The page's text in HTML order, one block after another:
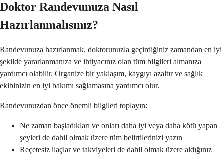
Doktor Randevunuza Nasıl
Hazırlanmalısınız?
Randevunuza hazırlanmak, doktorunuzla geçirdiğiniz zamandan en iyi
şekilde yararlanmanıza ve ihtiyacınız olan tüm bilgileri almanıza
yardımcı olabilir. Organize bir yaklaşım, kaygıyı azaltır ve sağlık
ekibinizin en iyi bakımı sağlamasına yardımcı olur.
Randevunuzdan önce önemli bilgileri toplayın:
Ne zaman başladıkları ve onları daha iyi veya daha kötü yapan
şeyleri de dahil olmak üzere tüm belirtilerinizi yazın
Reçetesiz ilaçlar ve takviyeleri de dahil olmak üzere aldığınız